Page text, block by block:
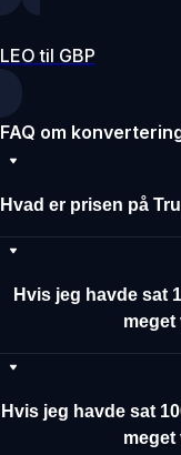
LEO til GBP
FAQ om
Hvad er prisen på
Hvis jeg havde sat
Hvis jeg havde sat